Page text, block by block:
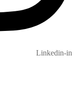
Linkedin-in